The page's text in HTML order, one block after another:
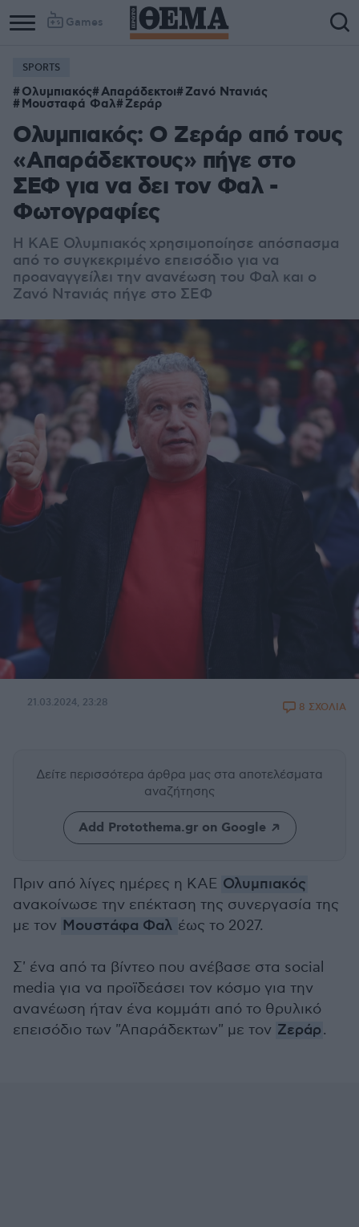
Games
SPORTS
Ολυμπιακός Απαράδεκτοι Ζανό Ντανιάς
Μουσταφά Φαλ Ζεράρ
Ολυμπιακός: Ο Ζεράρ από τους
«Απαράδεκτους» πήγε στο
ΣΕΦ για να δει τον Φαλ -
Φωτογραφίες
Η ΚΑΕ Ολυμπιακός χρησιμοποίησε απόσπασμα
από το συγκεκριμένο επεισόδιο για να
προαναγγείλει την ανανέωση του Φαλ και ο
Ζανό Ντανιάς πήγε στο ΣΕΦ
21.03.2024, 23:28 8 ΣΧΟΛΙΑ
Δείτε περισσότερα άρθρα μας στα αποτελέσματα
αναζήτησης
Add Protothema.gr on Google
Πριν από λίγες ημέρες η ΚΑΕ Ολυμπιακός
ανακοίνωσε την επέκταση της συνεργασία της
με τον Μουστάφα Φαλ έως το 2027.
Σ' ένα από τα βίντεο που ανέβασε στα social
media για να προϊδεάσει τον κόσμο για την
ανανέωση ήταν ένα κομμάτι από το θρυλικό
επεισόδιο των "Απαράδεκτων" με τον Ζεράρ.